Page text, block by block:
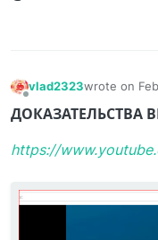
vlad2323wrote on
last edited
ДОКАЗАТЕЛЬСТВА
https://